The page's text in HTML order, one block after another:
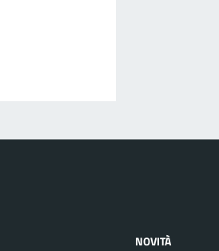
NOVITÀ